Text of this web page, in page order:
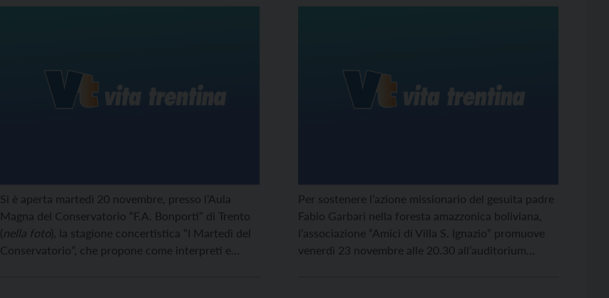
Si è aperta martedì 20 novembre, presso l’Aula
Magna del Conservatorio “F.A. Bonporti” di Trento
(nella foto), la stagione concertistica “I Martedì del
Conservatorio”, che propone come interpreti e
Per sostenere l’azione missionario del gesuita padre
Fabio Garbari nella foresta amazzonica boliviana,
l’associazione “Amici di Villa S. Ignazio” promuove
venerdì 23 novembre alle 20.30 all’auditorium